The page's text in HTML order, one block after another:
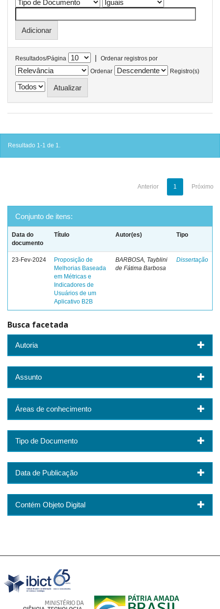
Resultados/Página |
Ordenar registros por
Ordenar
Registro(s)
Resultado 1-1 de 1.
Anterior 1 Próximo
Conjunto de itens:
Data do
documento
Título Autor(es) Tipo
23-Fev-2024
Proposição de
Melhorias Baseada
em Métricas e
Indicadores de
Usuários de um
Aplicativo B2B
BARBOSA, Tayblini
de Fátima Barbosa
Dissertação
Busca facetada
Autoria
Assunto
Áreas de conhecimento
Tipo de Documento
Data de Publicação
Contém Objeto Digital